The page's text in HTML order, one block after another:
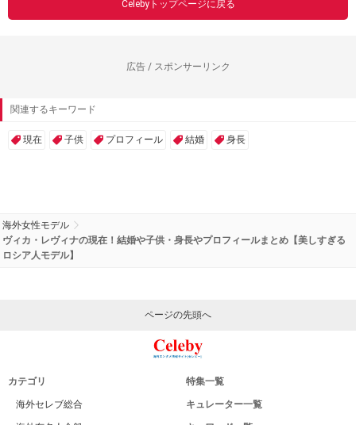
Celebyトップページに戻る
広告 / スポンサーリンク
関連するキーワード
現在 子供 プロフィール 結婚 身長
海外女性モデル
ヴィカ・レヴィナの現在！結婚や子供・身長やプロフィールまとめ【美しすぎる
ロシア人モデル】
ページの先頭へ
カテゴリ
海外セレブ総合
特集一覧
キュレーター一覧